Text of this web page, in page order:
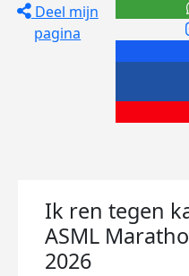
Deel mijn
pagina
Ik ren tegen
ASML
2026